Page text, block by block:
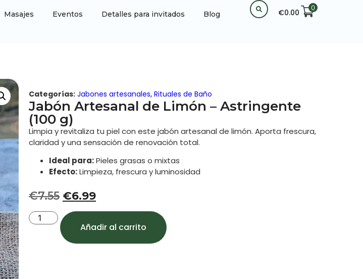
Masajes Eventos Detalles para invitados Blog €0.00 0
Categorías: Jabones artesanales, Rituales de Baño
Jabón Artesanal de Limón – Astringente
(100 g)
Limpia y revitaliza tu piel con este jabón artesanal de limón. Aporta frescura,
claridad y una sensación de renovación total.
Ideal para:Pieles grasas o mixtas
Efecto:Limpieza, frescura y luminosidad
€7.55 €6.99
Añadir al carrito